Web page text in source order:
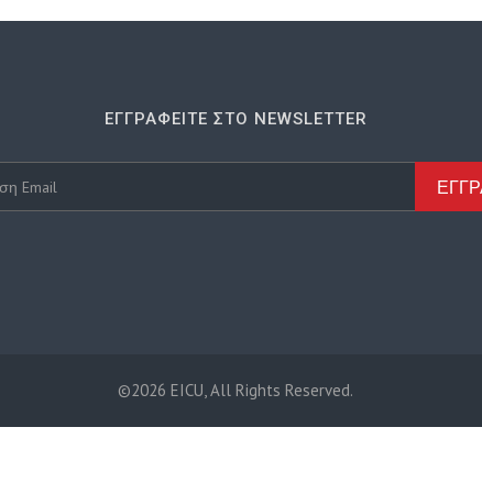
ΕΓΓΡΑΦΕΊΤΕ ΣΤΟ NEWSLETTER
©2026 EICU, All Rights Reserved.